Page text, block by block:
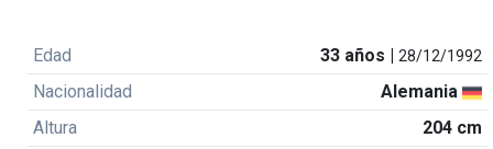
Edad 33 años |28/12/1992
Nacionalidad
Alemania
Altura
204 cm